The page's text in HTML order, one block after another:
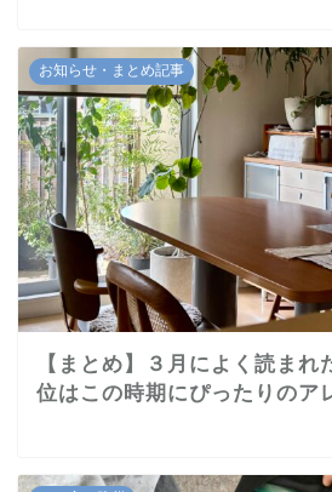
お知らせ・まとめ記事
【まとめ】３月によく読まれ
位はこの時期にぴったりのア